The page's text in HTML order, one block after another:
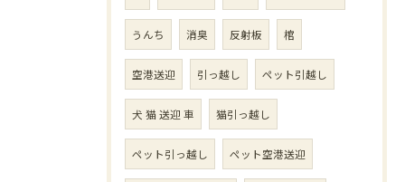
うんち 消臭 反射板 棺
空港送迎 引っ越し ペット引越し
犬 猫 送迎 車 猫引っ越し
ペット引っ越し ペット空港送迎